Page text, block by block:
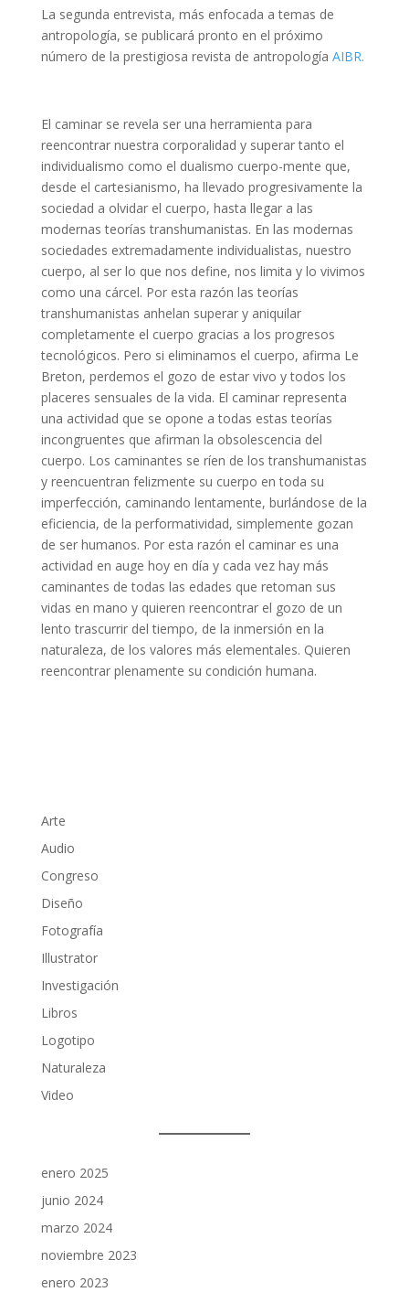
La segunda entrevista, más enfocada a temas de
antropología, se publicará pronto en el próximo
número de la prestigiosa revista de antropología AIBR.
El caminar se revela ser una herramienta para
reencontrar nuestra corporalidad y superar tanto el
individualismo como el dualismo cuerpo-mente que,
desde el cartesianismo, ha llevado progresivamente la
sociedad a olvidar el cuerpo, hasta llegar a las
modernas teorías transhumanistas. En las modernas
sociedades extremadamente individualistas, nuestro
cuerpo, al ser lo que nos define, nos limita y lo vivimos
como una cárcel. Por esta razón las teorías
transhumanistas anhelan superar y aniquilar
completamente el cuerpo gracias a los progresos
tecnológicos. Pero si eliminamos el cuerpo, afirma Le
Breton, perdemos el gozo de estar vivo y todos los
placeres sensuales de la vida. El caminar representa
una actividad que se opone a todas estas teorías
incongruentes que afirman la obsolescencia del
cuerpo. Los caminantes se ríen de los transhumanistas
y reencuentran felizmente su cuerpo en toda su
imperfección, caminando lentamente, burlándose de la
eficiencia, de la performatividad, simplemente gozan
de ser humanos. Por esta razón el caminar es una
actividad en auge hoy en día y cada vez hay más
caminantes de todas las edades que retoman sus
vidas en mano y quieren reencontrar el gozo de un
lento trascurrir del tiempo, de la inmersión en la
naturaleza, de los valores más elementales. Quieren
reencontrar plenamente su condición humana.
Arte
Audio
Congreso
Diseño
Fotografía
Illustrator
Investigación
Libros
Logotipo
Naturaleza
Video
enero 2025
junio 2024
marzo 2024
noviembre 2023
enero 2023